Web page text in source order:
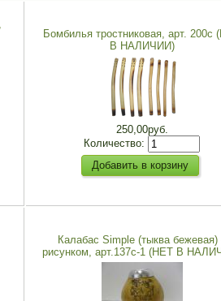
Бомбилья тростниковая, арт. 200c
В НАЛИЧИИ)
250,00руб.
Количество:
Калабас Simple (тыква бежевая)
рисунком, арт.137c-1 (НЕТ В